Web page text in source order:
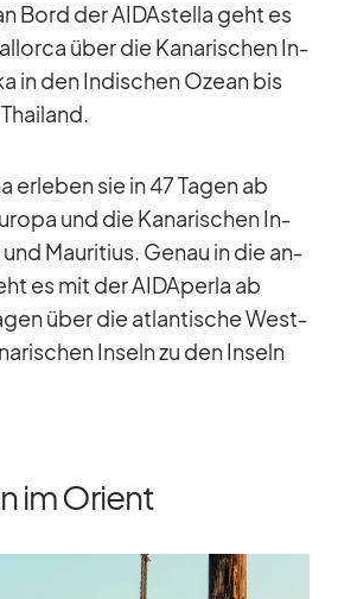
Bord der AID­A­stella geht es
über die Ka­na­ri­schen In­
in den In­di­schen Ozean bis
er­le­ben sie in 47 Ta­gen ab
und die Ka­na­ri­schen In­
Mau­ri­tius. Ge­nau in die an­
es mit der AID­A­perla ab
über die at­lan­ti­sche West­
In­seln zu den In­seln
im Orient